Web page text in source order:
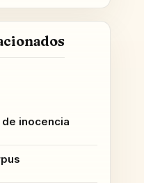
inocencia